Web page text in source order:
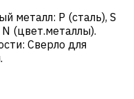
металл: Р (сталь), S
(цвет.металлы).
: Сверло для
.